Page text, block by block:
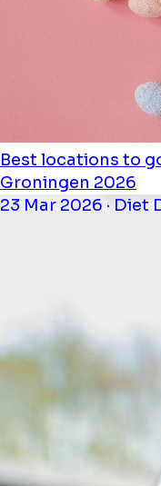
Best locations to
Groningen 2026
23 Mar 2026 · Diet